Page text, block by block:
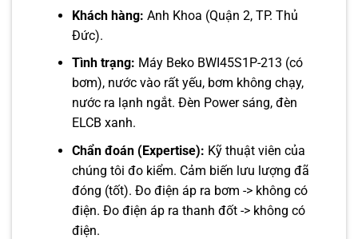
Khách hàng: Anh Khoa (Quận 2, TP. Thủ
Đức).
Tình trạng: Máy Beko BWI45S1P-213 (có
bơm), nước vào rất yếu, bơm không chạy,
nước ra lạnh ngắt. Đèn Power sáng, đèn
ELCB xanh.
Chẩn đoán (Expertise): Kỹ thuật viên của
chúng tôi đo kiểm. Cảm biến lưu lượng đã
đóng (tốt). Đo điện áp ra bơm -> không có
điện. Đo điện áp ra thanh đốt -> không có
điện.